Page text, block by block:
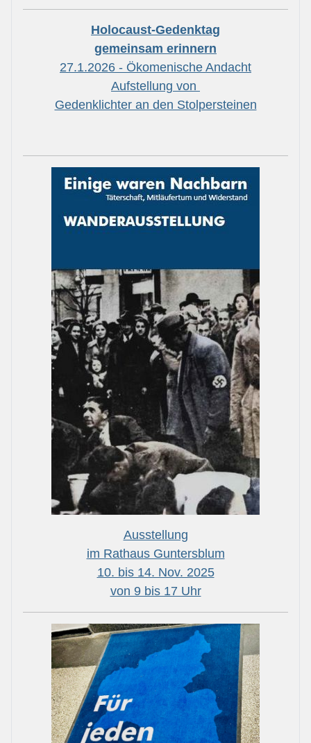
Holocaust-Gedenktag
gemeinsam erinnern
27.1.2026 - Ökomenische Andacht
Aufstellung von
Gedenklichter an den Stolpersteinen
Ausstellung
im Rathaus Guntersblum
10. bis 14. Nov. 2025
von 9 bis 17 Uhr